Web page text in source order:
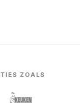
ZOALS